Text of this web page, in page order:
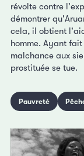
révolte contre
démontrer
cela, il obtient
homme. Ayant
malchance aux
prostituée se tue.
Pauvreté